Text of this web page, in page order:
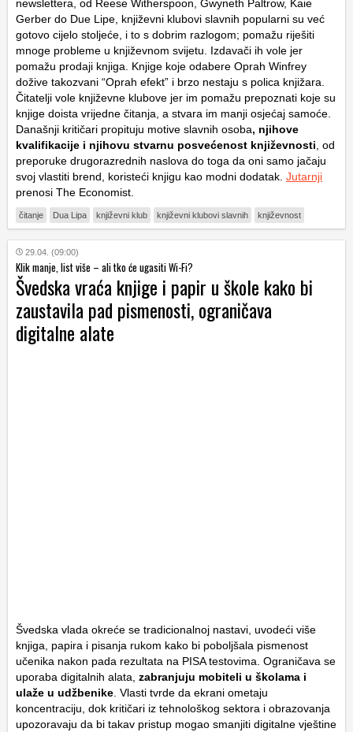
newslettera, od Reese Witherspoon, Gwyneth Paltrow, Kaie
Gerber do Due Lipe, književni klubovi slavnih popularni su već
gotovo cijelo stoljeće, i to s dobrim razlogom; pomažu riješiti
mnoge probleme u književnom svijetu. Izdavači ih vole jer
pomažu prodaji knjiga. Knjige koje odabere Oprah Winfrey
dožive takozvani “Oprah efekt” i brzo nestaju s polica knjižara.
Čitatelji vole književne klubove jer im pomažu prepoznati koje su
knjige doista vrijedne čitanja, a stvara im manji osjećaj samoće.
Današnji kritičari propituju motive slavnih osoba, njihove
kvalifikacije i njihovu stvarnu posvećenost književnosti, od
preporuke drugorazrednih naslova do toga da oni samo jačaju
svoj vlastiti brend, koristeći knjigu kao modni dodatak. Jutarnji
prenosi The Economist.
čitanje Dua Lipa književni klub književni klubovi slavnih književnost
29.04. (09:00)
Klik manje, list više – ali tko će ugasiti Wi-Fi?
Švedska vraća knjige i papir u škole kako bi
zaustavila pad pismenosti, ograničava
digitalne alate
Švedska vlada okreće se tradicionalnoj nastavi, uvodeći više
knjiga, papira i pisanja rukom kako bi poboljšala pismenost
učenika nakon pada rezultata na PISA testovima. Ograničava se
uporaba digitalnih alata, zabranjuju mobiteli u školama i
ulaže u udžbenike . Vlasti tvrde da ekrani ometaju
koncentraciju, dok kritičari iz tehnološkog sektora i obrazovanja
upozoravaju da bi takav pristup mogao smanjiti digitalne vještine